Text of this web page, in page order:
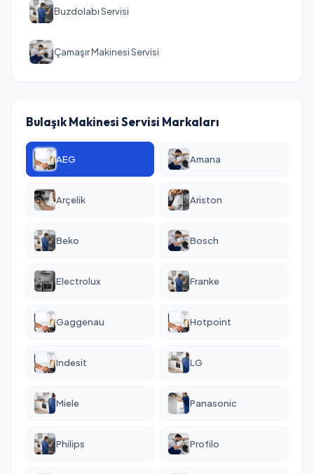
Buzdolabı Servisi
Çamaşır Makinesi Servisi
Bulaşık Makinesi Servisi Markaları
AEG Amana
Arçelik Ariston
Beko Bosch
Electrolux Franke
Gaggenau Hotpoint
Indesit LG
Miele Panasonic
Philips Profilo